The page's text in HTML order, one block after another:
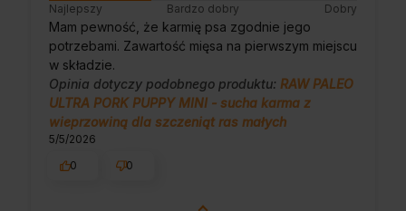
Najlepszy
Bardzo dobry Dobry
Mam pewność, że karmię psa zgodnie jego
potrzebami. Zawartość mięsa na pierwszym miejscu
w składzie.
Opinia dotyczy podobnego produktu: RAW PALEO
ULTRA PORK PUPPY MINI - sucha karma z
wieprzowiną dla szczeniąt ras małych
5/5/2026
0
0